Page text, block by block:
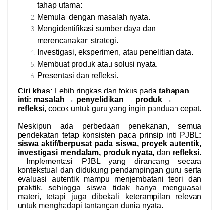
tahap utama:
Memulai dengan masalah nyata.
Mengidentifikasi sumber daya dan
merencanakan strategi.
Investigasi, eksperimen, atau penelitian data.
Membuat produk atau solusi nyata.
Presentasi dan refleksi.
Ciri khas: Lebih ringkas dan fokus pada tahapan
inti: masalah → penyelidikan → produk →
refleksi, cocok untuk guru yang ingin panduan cepat.
Meskipun ada perbedaan penekanan, semua
pendekatan tetap konsisten pada prinsip inti PJBL:
siswa aktif/berpusat pada siswa, proyek autentik,
investigasi mendalam, produk nyata,dan refleksi.
Implementasi PJBL yang dirancang secara
kontekstual dan didukung pendampingan guru serta
evaluasi autentik mampu menjembatani teori dan
praktik, sehingga siswa tidak hanya menguasai
materi, tetapi juga dibekali keterampilan relevan
untuk menghadapi tantangan dunia nyata.